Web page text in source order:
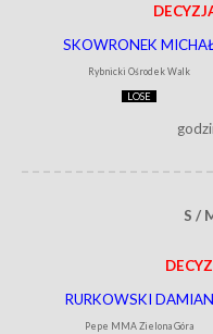
SKOWRONEK MICHAŁ
Rybnicki Ośrodek Walk
LOSE
S /
RURKOWSKI DAMIAN
Pepe MMA Zielona Góra